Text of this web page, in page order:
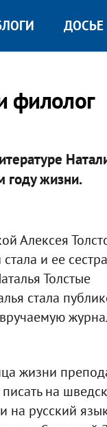
ДОСЬЕ
филолог
году жизни.
Алексея
и ее
Толстые
стала
жизни
на
на русский